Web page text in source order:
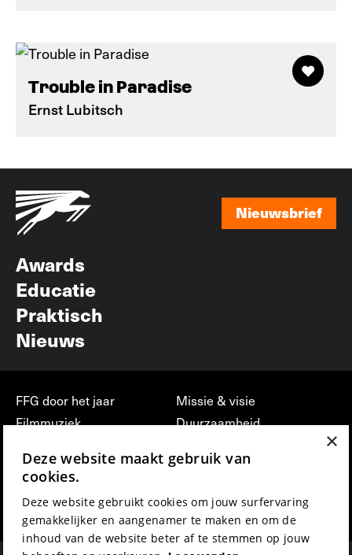
Trouble in Paradise
Ernst Lubitsch
Nieuwsbrief
Awards
Educatie
Praktisch
Nieuws
FFG door het jaar
Filmmuziek
Press & Industry
Film Fest Friends
Missie & visie
Duurzaamheid
vrijwilligerswerk bij FFG
Privacy & Disclaimer
×
Deze website maakt gebruik van
cookies.
Deze website gebruikt cookies om jouw surfervaring
gemakkelijker en aangenamer te maken en om de
inhoud van de website beter af te stemmen op jouw